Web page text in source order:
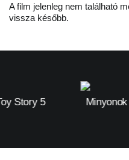
A film jelenleg nem található
vissza később.
Story 5